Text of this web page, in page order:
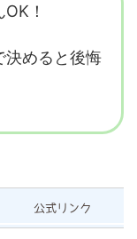
！
決めると後悔
公式リンク